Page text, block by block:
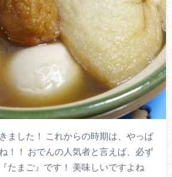
ました！ これからの時期は、やっぱ
！！ おでんの人気者と言えば、必ず
たまご』です！ 美味しいですよね